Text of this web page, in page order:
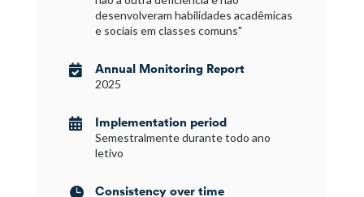
desenvolveram habilidades acadêmicas
e sociais em classes comuns"
 Annual Monitoring Report
2025
 Implementation period
Semestralmente durante todo ano
letivo
 Consistency over time